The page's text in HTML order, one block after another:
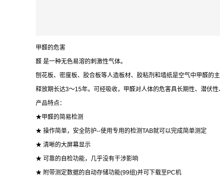
甲醛的危害
醛 是一种无色易溶的刺激性气体。
刨花板、密度板、胶合板等人造板材、胶粘剂和墙纸是空气中甲醛的主
释放期长达3～15年。可经吸收，甲醛对人体的危害具长期性、潜伏
产品特点：
★甲醛的简易检测
★ 操作简单，安全防护--使用专用的检测TAB就可以完成简单测定
★ 清晰的大屏幕显示
★ 可靠的自检功能，几乎没有干涉影响
★ 附带测定数据的自动存储功能(99组)并可下载至PC机